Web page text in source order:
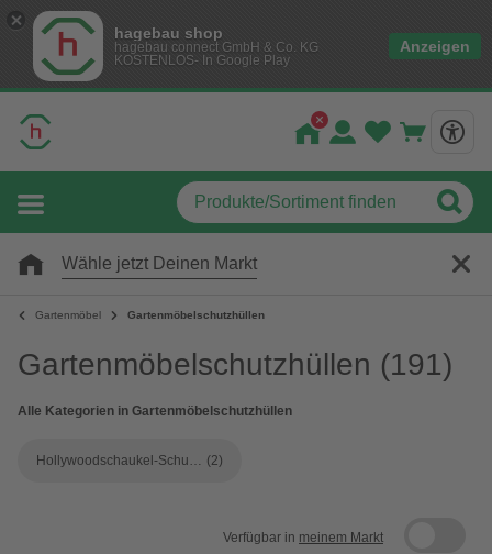
hagebau shop
hagebau connect GmbH & Co. KG
KOSTENLOS- In Google Play
Anzeigen
Wähle jetzt Deinen Markt
Gartenmöbel Gartenmöbelschutzhüllen
Gartenmöbelschutzhüllen (191)
Alle Kategorien in Gartenmöbelschutzhüllen
Hollywoodschaukel-Schutzhüllen (2)
Verfügbar in meinem Markt